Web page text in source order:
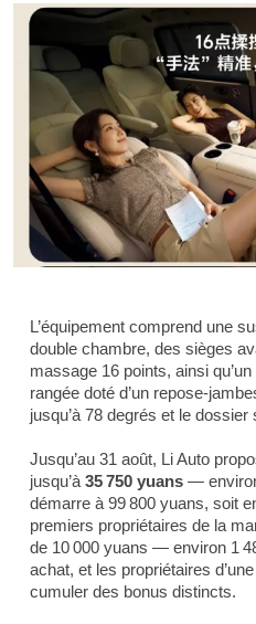
L’équipement comprend une
double chambre, des sièges
massage 16 points, ainsi
rangée doté d’un repose-
jusqu’à 78 degrés et le dossier
Jusqu’au 31 août, Li Auto
jusqu’à 35 750 yuans —
démarre à 99 800 yuans, soit
premiers propriétaires de la
de 10 000 yuans — environ 1
achat, et les propriétaires
cumuler des bonus distincts.